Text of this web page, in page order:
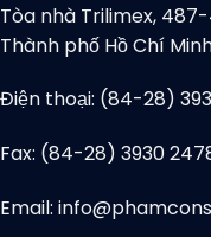
Tòa nhà Trilimex,
Thành phố Hồ Chí
Điện thoại: (84-28)
Fax: (84-28) 3930
Email: